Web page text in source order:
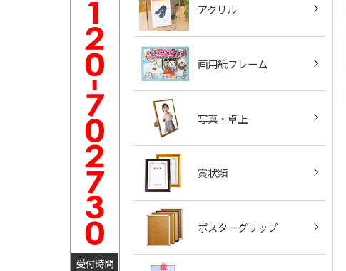
アクリル
画用紙フレーム
写真・卓上
賞状類
ポスターグリップ